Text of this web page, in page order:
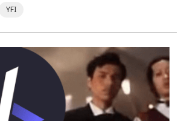
YFI